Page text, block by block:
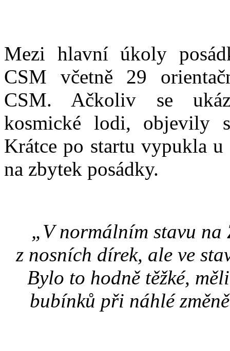
Mezi hlavní úkoly
CSM včetně 29
CSM. Ačkoliv se
kosmické lodi, objevily
Krátce po startu vypukla
na zbytek posádky.
„V normálním stavu na
z nosních dírek, ale ve
Bylo to hodně těžké,
bubínků při náhlé